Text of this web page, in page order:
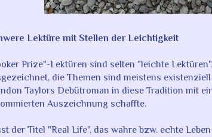
Lektüre mit Stellen der Leichtigkeit
Prize"-Lektüren sind selten "leichte
die Themen sind meistens
Taylors Debütroman in diese Tradition mit
Auszeichnung schaffte.
der Titel "Real Life", das wahre bzw. echte